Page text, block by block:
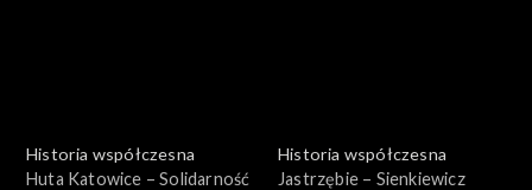
Historia współczesna
Huta Katowice – Solidarność
Historia współczesna
Jastrzębie – Sienkiewicz